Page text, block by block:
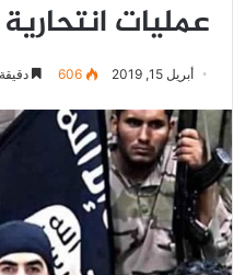
عمليات
أبريل 15, 2019 606